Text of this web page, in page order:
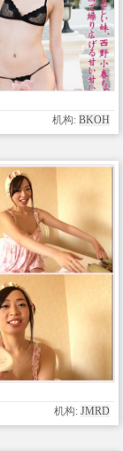
机构: BKOH
机构: JMRD